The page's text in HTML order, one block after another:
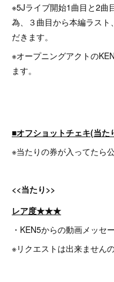
※5Jライブ開始1曲目と2曲
為、３曲目から本編ラス
だきます。
※オープニングアクトの
ます。
■オフショットチェキ(当
※当たりの券が入ってたら
<<当たり>>
レア度★★★
・KEN5からの動画メッセ
※リクエストは出来ません